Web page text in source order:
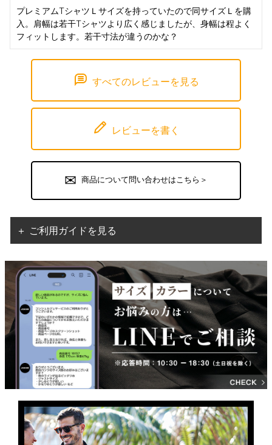
プレミアムTシャツＬサイズを持っていたので同サイズＬを購
入。肩幅は若干Tシャツより広く感じましたが、身幅は程よく
フィットします。若干寸法が違うのかな？
すべてのレビューを見る
レビューを書く
商品について問い合わせはこちら＞
＋ ご利用ガイドを見る